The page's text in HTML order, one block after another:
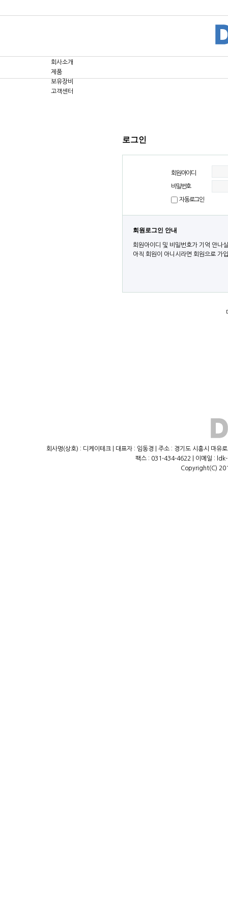
회사소개
제품
보유장비
고객센터
로그인
회원아이디
비밀번호
자동로그인
회원로그인 안내
회원아이디 및 비밀번호가 기억 안나
아직 회원이 아니시라면 회원으로 가
회사명(상호) : 디케이테크 | 대표자 : 임동경 | 주소 : 경기도 시흥시 마
팩스 : 031-434-4622 | 이메일 :
Copyright(C)